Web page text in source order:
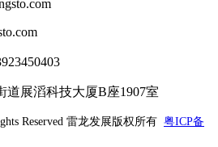
道展滔科技大厦B座1907室
Reserved 雷龙发展版权所有 粤ICP备